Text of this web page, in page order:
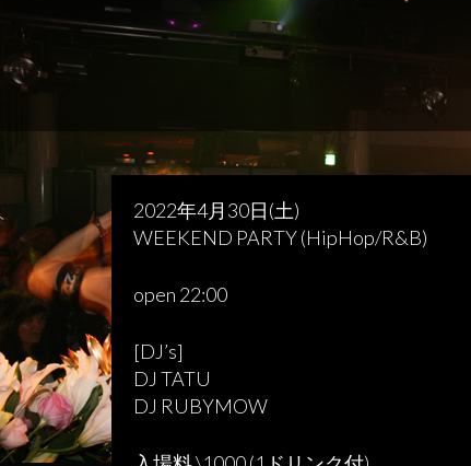
2022年4月30日(土)
WEEKEND PARTY (HipHop/R&B)
open 22:00
[DJ’s]
DJ TATU
DJ RUBYMOW